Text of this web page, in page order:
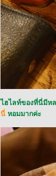
ไฮไลท์ของที่นี่มีห
นี่ หอมมากค่ะ